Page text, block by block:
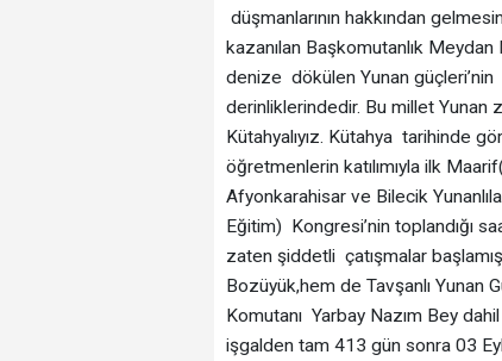
düşmanlarının hakkından
kazanılan Başkomutanlık
denize dökülen Yunan güçleri’nin
derinliklerindedir. Bu millet Yunan
Kütahyalıyız. Kütahya tarihinde
öğretmenlerin katılımıyla ilk
Afyonkarahisar ve Bilecik
Eğitim) Kongresi’nin toplandığı
zaten şiddetli çatışmalar
Bozüyük,hem de Tavşanlı Yunan
Komutanı Yarbay Nazım Bey
işgalden tam 413 gün sonra 03